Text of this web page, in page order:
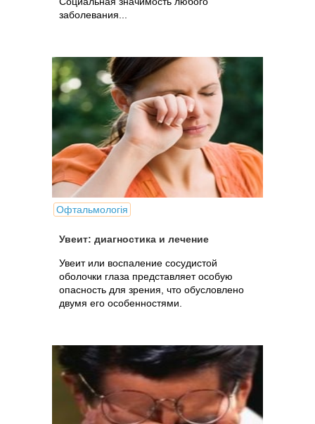
заболевания...
Офтальмологія
Увеит: диагностика и лечение
Увеит или воспаление сосудистой
оболочки глаза представляет особую
опасность для зрения, что обусловлено
двумя его особенностями.